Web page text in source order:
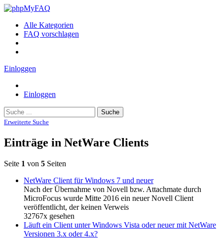
Alle Kategorien
FAQ vorschlagen
Einloggen
Einloggen
Suche
Erweiterte Suche
Einträge in NetWare Clients
Seite 1 von 5 Seiten
NetWare Client für Windows 7 und neuer
Nach der Übernahme von Novell bzw. Attachmate durch
MicroFocus wurde Mitte 2016 ein neuer Novell Client
veröffentlicht, der keinen Verweis
32767x gesehen
Läuft ein Client unter Windows Vista oder neuer mit NetWare
Versionen 3.x oder 4.x?